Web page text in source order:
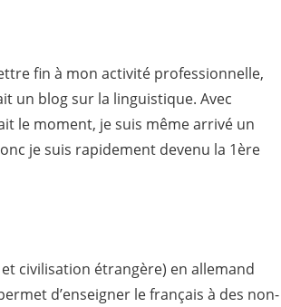
fin à mon activité professionnelle,
un blog sur la linguistique. Avec
le moment, je suis même arrivé un
je suis rapidement devenu la 1ère
civilisation étrangère) en allemand
d’enseigner le français à des non-